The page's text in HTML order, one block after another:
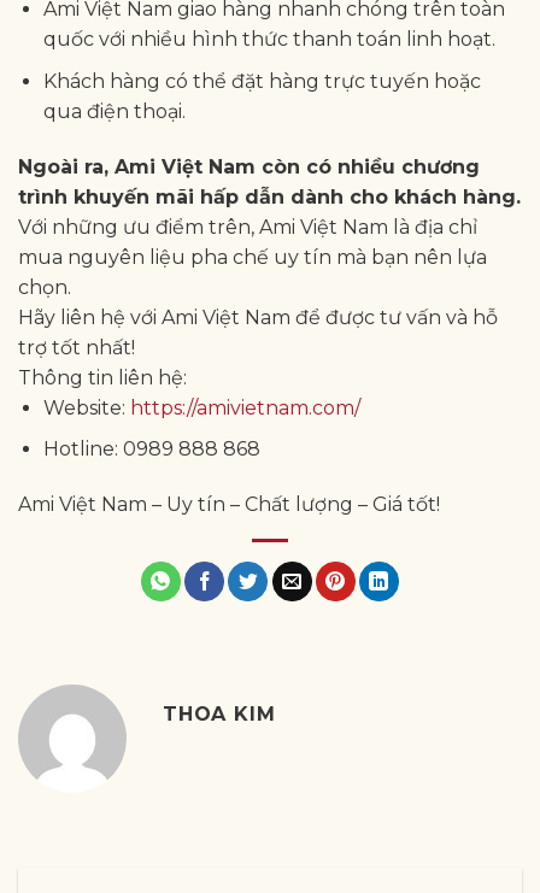
Ami Việt Nam giao hàng nhanh chóng trên toàn
quốc với nhiều hình thức thanh toán linh hoạt.
Khách hàng có thể đặt hàng trực tuyến hoặc
qua điện thoại.
Ngoài ra, Ami Việt Nam còn có nhiều chương
trình khuyến mãi hấp dẫn dành cho khách hàng.
Với những ưu điểm trên, Ami Việt Nam là địa chỉ
mua nguyên liệu pha chế uy tín mà bạn nên lựa
chọn.
Hãy liên hệ với Ami Việt Nam để được tư vấn và hỗ
trợ tốt nhất!
Thông tin liên hệ:
Website: https://amivietnam.com/
Hotline: 0989 888 868
Ami Việt Nam – Uy tín – Chất lượng – Giá tốt!
THOA KIM